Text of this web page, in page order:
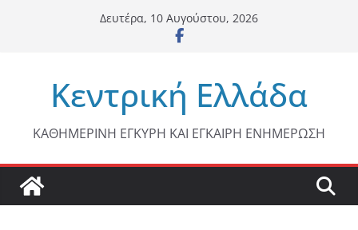
Δευτέρα, 10 Αυγούστου, 2026
Κεντρική Ελλάδα
ΚΑΘΗΜΕΡΙΝΗ ΕΓΚΥΡΗ ΚΑΙ ΕΓΚΑΙΡΗ ΕΝΗΜΕΡΩΣΗ